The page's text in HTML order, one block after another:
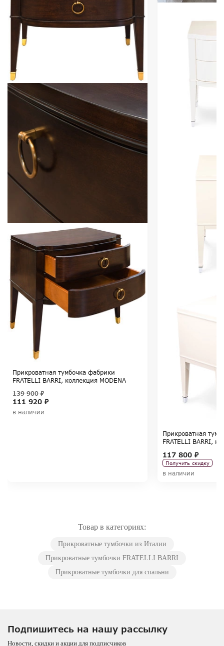
Прикроватная тумбочка фабрики
FRATELLI BARRI, коллекция MODENA
111 920 ₽
139 900 ₽
в наличии
Прикроватная
FRATELLI BARRI,
117 800 ₽
Получить скидку
в наличии
Товар в категориях:
Прикроватные тумбочки из Италии
Прикроватные тумбочки FRATELLI BARRI
Прикроватные тумбочки для спальни
Подпишитесь на нашу рассылку
Новости, скидки и акции для подписчиков